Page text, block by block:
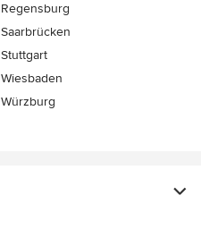
Regensburg
Saarbrücken
Stuttgart
Wiesbaden
Würzburg